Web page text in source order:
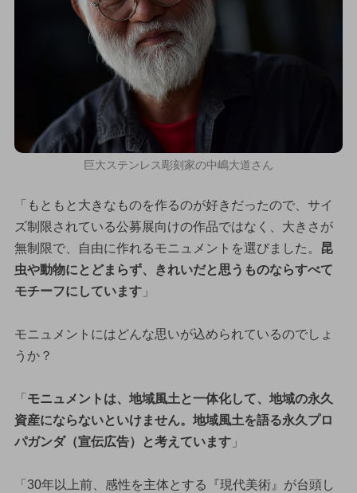
巨大ステンレス彫刻家の中嶋大道さん
「もともと大きなものを作るのが好きだったので、サイ
ズ制限されている公募展向けの作品ではなく、大きさが
無制限で、自由に作れるモニュメントを選びました。
昆
虫や動物にとどまらず、きれいだと思うものならすべて
モチーフにしています」
モニュメントにはどんな思いが込められているのでしょ
うか？
「 モニュメントは、地域風土と一体化して、地域の永久
資産にならないといけません。地域風土を語る永久プロ
パガンダ（宣伝広告）と考えています」
「30年以上前、感性を主体とする『現代美術』が台頭し